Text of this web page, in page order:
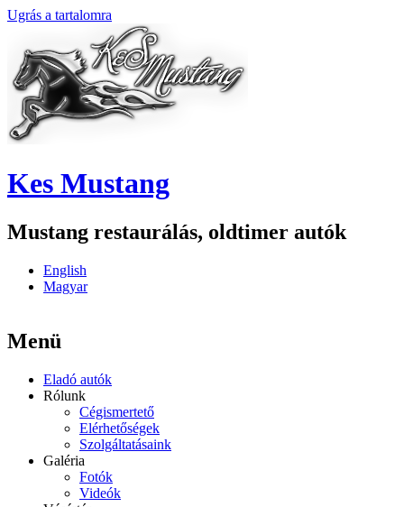
Ugrás a tartalomra
Kes Mustang
Mustang restaurálás, oldtimer autók
English
Magyar
Menü
Eladó autók
Rólunk
Cégismertető
Elérhetőségek
Szolgáltatásaink
Galéria
Fotók
Videók